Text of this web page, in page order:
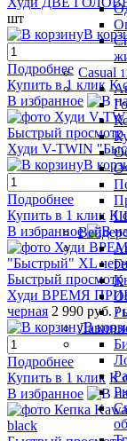
Casual
шт
В
Подробнее
Купить в 1 клик К
В избранное
Быстрый просмотр
Худи V-TWIN
В
Подробнее
Купить в 1 клик К
В избранное
Быстрый просмотр
Худи ВРЕМЯ
черная 2 990 руб./
В
Подробнее
Купить в 1 клик К
В избранное